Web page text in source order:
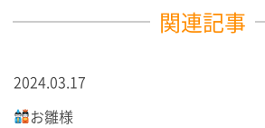
関連記事
2024.03.17
お雛様